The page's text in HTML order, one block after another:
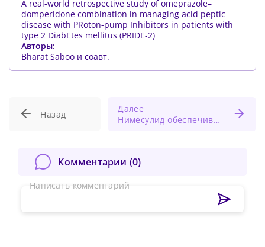
Сменить пароль!
A real-world retrospective study of omeprazole–
domperidone combination in managing acid peptic
disease with PRoton-pump Inhibitors in patients with
type 2 DiabEtes mellitus (PRIDE-2)
Авторы:
Bharat Saboo и соавт.
Назад
Далее
Нимесулид обеспечивает быстрое обезболивание и демонстрирует высокую безопасность при применении у пожилых людей
Комментарии (0)
Написать комментарий